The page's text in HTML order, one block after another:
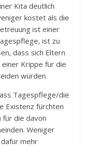
Kita deutlich
kostet als die
ist einer
ist zu
dass sich Eltern
Krippe für die
würden.
Tagespflege/die
Existenz fürchten
für die davon
Weniger
mehr